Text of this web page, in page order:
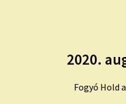
2020.
Fogyó Hold